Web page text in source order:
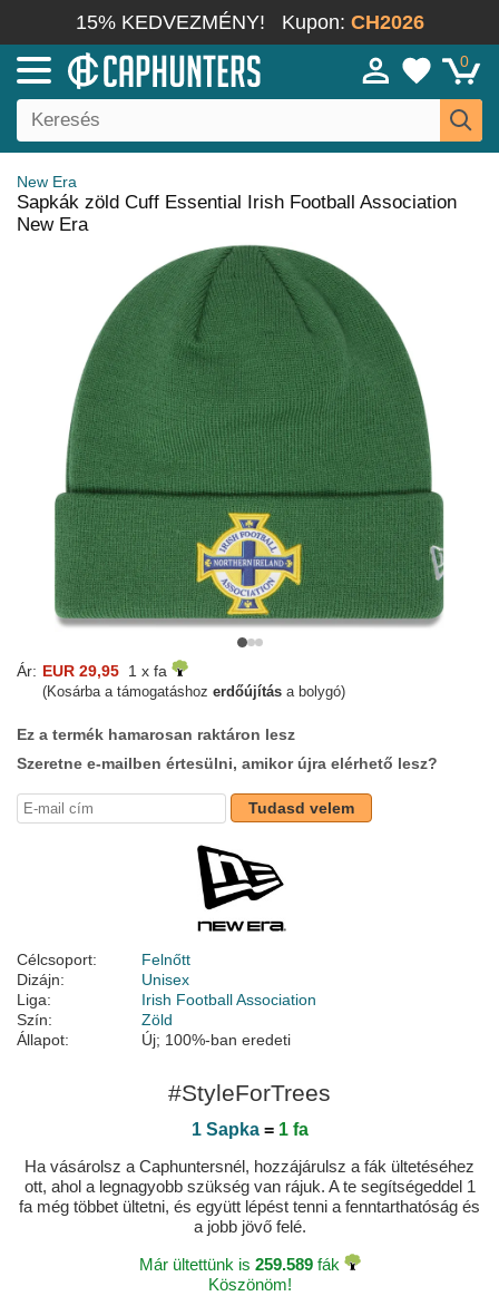
15% KEDVEZMÉNY! Kupon: CH2026
0
New Era
Sapkák zöld Cuff Essential Irish Football Association
New Era
Ár: EUR 29,95 1 x fa
(Kosárba a támogatáshoz erdőújítás a bolygó)
Ez a termék hamarosan raktáron lesz
Szeretne e-mailben értesülni, amikor újra elérhető lesz?
Tudasd velem
Célcsoport:
Felnőtt
Dizájn:
Unisex
Liga:
Irish Football Association
Szín:
Zöld
Állapot:
Új; 100%-ban eredeti
#StyleForTrees
1 Sapka= 1 fa
Ha vásárolsz a Caphuntersnél, hozzájárulsz a fák ültetéséhez
ott, ahol a legnagyobb szükség van rájuk. A te segítségeddel 1
fa még többet ültetni, és együtt lépést tenni a fenntarthatóság és
a jobb jövő felé.
Már ültettünk is 259.589fák
Köszönöm!